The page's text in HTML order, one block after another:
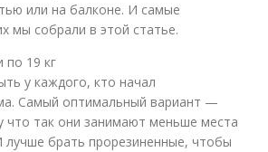
или на балконе. И самые
мы собрали в этой статье.
по 19 кг
у каждого, кто начал
Самый оптимальный вариант —
что так они занимают меньше места
лучше брать прорезиненные, чтобы